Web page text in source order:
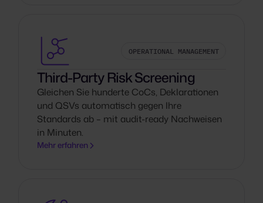
OPERATIONAL MANAGEMENT
Third-Party Risk Screening
Gleichen Sie hunderte CoCs, Deklarationen
und QSVs automatisch gegen Ihre
Standards ab – mit audit-ready Nachweisen
in Minuten.
Mehr erfahren